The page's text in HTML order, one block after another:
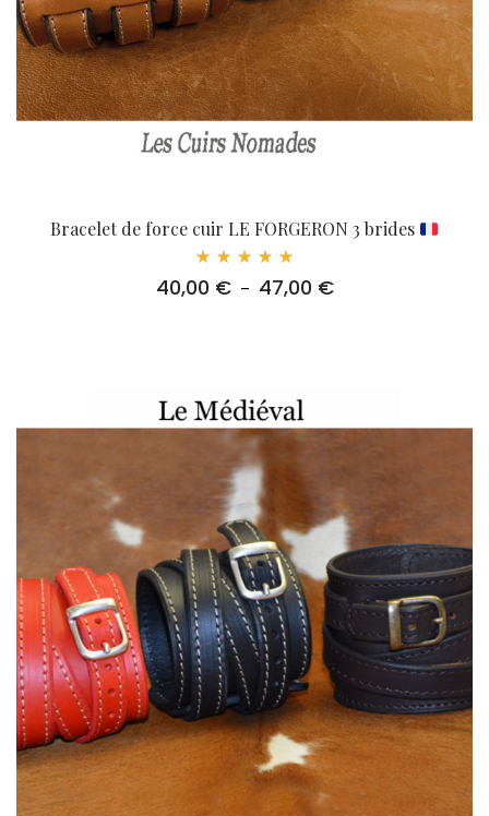
Bracelet de force cuir LE FORGERON 3 brides
5.00
40,00 € – 47,00 €Plage